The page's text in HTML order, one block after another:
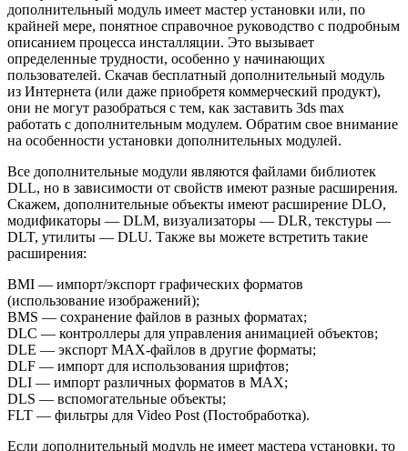
дополнительный модуль имеет мастер установки или, по
крайней мере, понятное справочное руководство с подробным
описанием процесса инсталляции. Это вызывает
определенные трудности, особенно у начинающих
пользователей. Скачав бесплатный дополнительный модуль
из Интернета (или даже приобретя коммерческий продукт),
они не могут разобраться с тем, как заставить 3ds max
работать с дополнительным модулем. Обратим свое внимание
на особенности установки дополнительных модулей.
Все дополнительные модули являются файлами библиотек
DLL, но в зависимости от свойств имеют разные расширения.
Скажем, дополнительные объекты имеют расширение DLO,
модификаторы — DLM, визуализаторы — DLR, текстуры —
DLT, утилиты — DLU. Также вы можете встретить такие
расширения:
BMI — импорт/экспорт графических форматов
(использование изображений);
BMS — сохранение файлов в разных форматах;
DLC — контроллеры для управления анимацией объектов;
DLE — экспорт MAX-файлов в другие форматы;
DLF — импорт для использования шрифтов;
DLI — импорт различных форматов в MAX;
DLS — вспомогательные объекты;
FLT — фильтры для Video Post (Постобработка).
Если дополнительный модуль не имеет мастера установки, то